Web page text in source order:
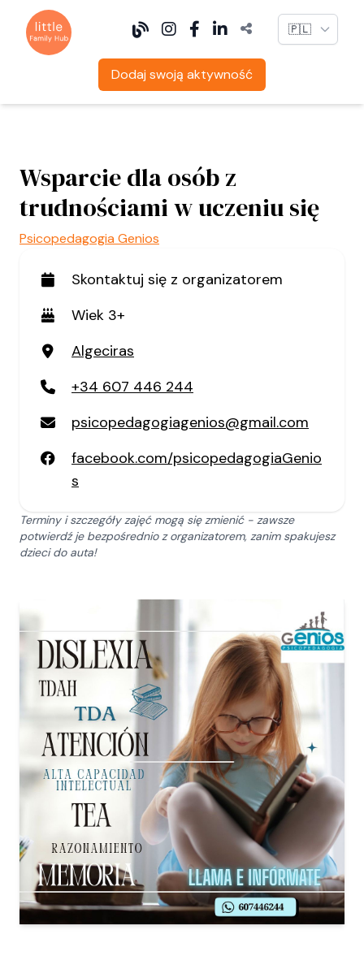
Language
Dodaj swoją aktywność
Wsparcie dla osób z
trudnościami w uczeniu się
Psicopedagogia Genios
Skontaktuj się z organizatorem
Wiek 3+
Algeciras
+34 607 446 244
psicopedagogiagenios@gmail.com
facebook.com/psicopedagogiaGenio
s
Terminy i szczegóły zajęć mogą się zmienić - zawsze
potwierdź je bezpośrednio z organizatorem, zanim spakujesz
dzieci do auta!